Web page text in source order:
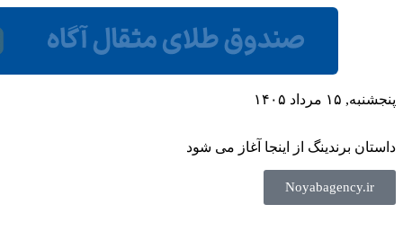
پنجشنبه, ۱۵ مرداد ۱۴۰۵
داستان برندینگ از اینجا آغاز می شود
Noyabagency.ir